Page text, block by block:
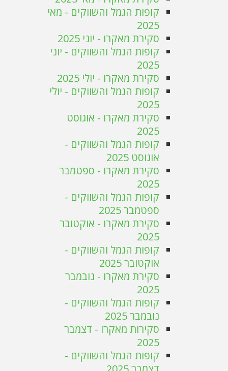
קופות הגמל והשווקים - מאי
2025
סקירת מאקרו - יוני 2025
קופות הגמל והשווקים - יוני
2025
סקירת מאקרו - יולי 2025
קופות הגמל והשווקים - יולי
2025
סקירת מאקרו - אוגוסט
2025
קופות הגמל והשווקים -
אוגוסט 2025
סקירת מאקרו - ספטמבר
2025
קופות הגמל והשווקים -
ספטמבר 2025
סקירת מאקרו - אוקטובר
2025
קופות הגמל והשווקים -
אוקטובר 2025
סקירת מאקרו - נובמבר
2025
קופות הגמל והשווקים -
נובמבר 2025
סקירות מאקרו - דצמבר
2025
קופות הגמל והשווקים -